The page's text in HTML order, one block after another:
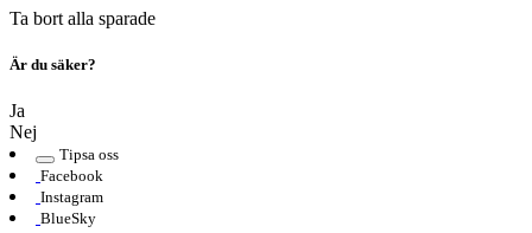
Ta bort alla sparade
Är du säker?
Ja
Nej
Tipsa oss
Facebook
Instagram
BlueSky